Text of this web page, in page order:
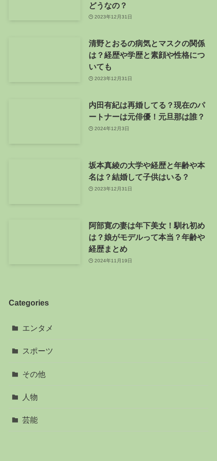
どうなの？
2023年12月31日
清野とおるの病気とマスクの関係
は？経歴や学歴と素顔や性格につ
いても
2023年12月31日
内田有紀は再婚してる？現在のパ
ートナーは元俳優！元旦那は誰？
2024年12月3日
坂本真綾の大学や経歴と年齢や本
名は？結婚して子供はいる？
2023年12月31日
阿部寛の妻は年下美女！馴れ初め
は？娘がモデルって本当？年齢や
経歴まとめ
2024年11月19日
Categories
エンタメ
スポーツ
その他
人物
芸能